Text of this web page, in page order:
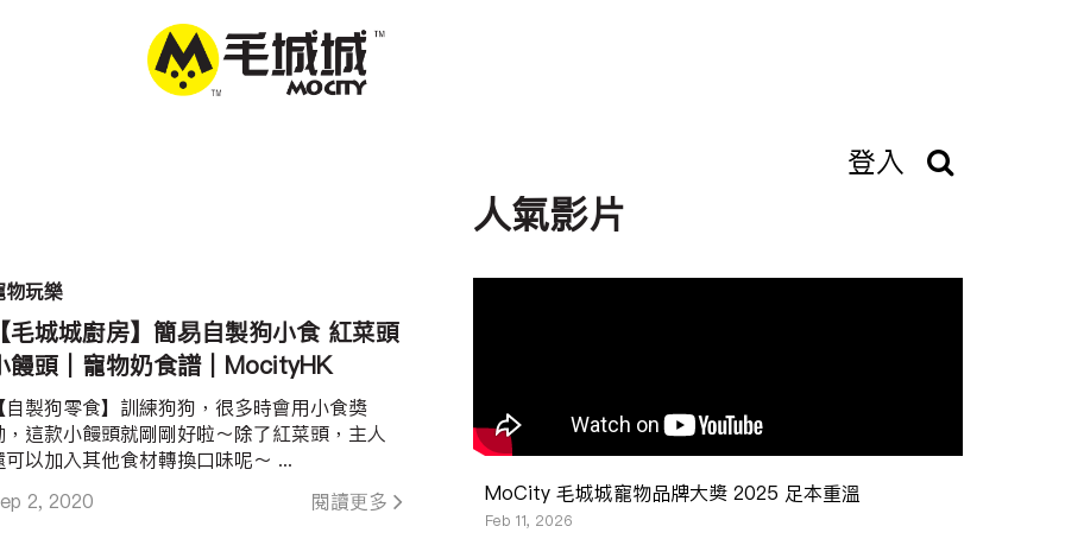
登入
物玩樂
毛城城廚房】簡易自製狗小食 紅菜頭
饅頭｜寵物奶食譜｜MocityHK
2, 2020 閱讀更多
自製狗零食】訓練狗狗，很多時會用小食獎
，這款小饅頭就剛剛好啦～除了紅菜頭，主人
還可以加入其他食材轉換口味呢～ ...
人氣影片
MoCity 毛城城寵物品牌大奬 2025 足本重溫
Feb 11, 2026